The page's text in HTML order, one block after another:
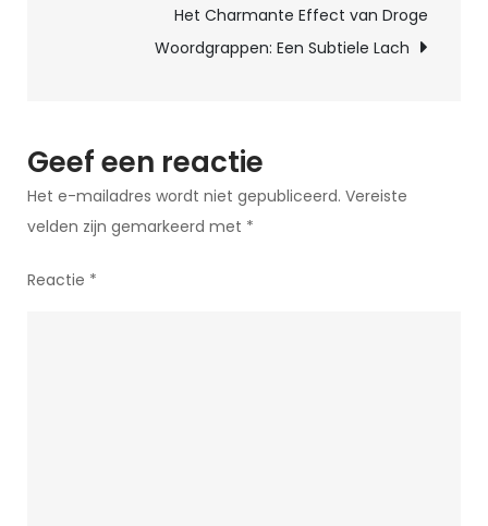
Zeeman
Kersttrui
Het Charmante Effect van Droge
Woordgrappen: Een Subtiele Lach
Geef een reactie
Het e-mailadres wordt niet gepubliceerd. Vereiste
velden zijn gemarkeerd met *
Reactie *